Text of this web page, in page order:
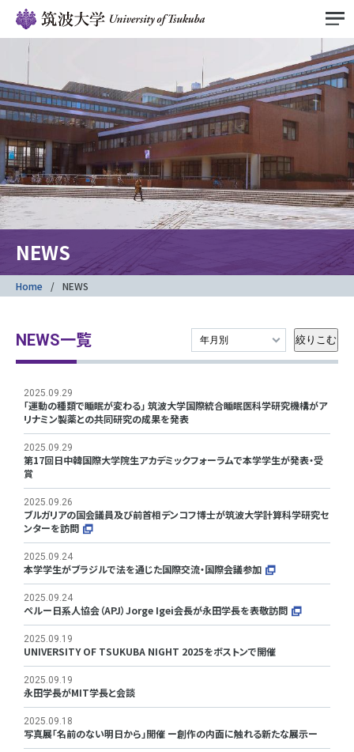
NEWS
Home NEWS
NEWS一覧
2025.09.29
「運動の種類で睡眠が変わる」 筑波大学国際統合睡眠医科学研究機構がア
リナミン製薬との共同研究の成果を発表
2025.09.29
第17回日中韓国際大学院生アカデミックフォーラムで本学学生が発表・受
賞
2025.09.26
ブルガリアの国会議員及び前首相デンコフ博士が筑波大学計算科学研究セ
ンターを訪問
2025.09.24
本学学生がブラジルで法を通じた国際交流・国際会議参加
2025.09.24
ペルー日系人協会（APJ）Jorge Igei会長が永田学長を表敬訪問
2025.09.19
UNIVERSITY OF TSUKUBA NIGHT 2025をボストンで開催
2025.09.19
永田学長がMIT学長と会談
2025.09.18
写真展「名前のない明日から」開催 ー創作の内面に触れる新たな展示ー